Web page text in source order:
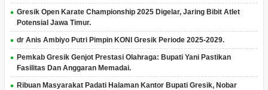
Gresik Open Karate Championship 2025 Digelar, Jaring Bibit Atlet
Potensial Jawa Timur.
dr Anis Ambiyo Putri Pimpin KONI Gresik Periode 2025-2029.
Pemkab Gresik Genjot Prestasi Olahraga: Bupati Yani Pastikan
Fasilitas Dan Anggaran Memadai.
Ribuan Masyarakat Padati Halaman Kantor Bupati Gresik, Nobar